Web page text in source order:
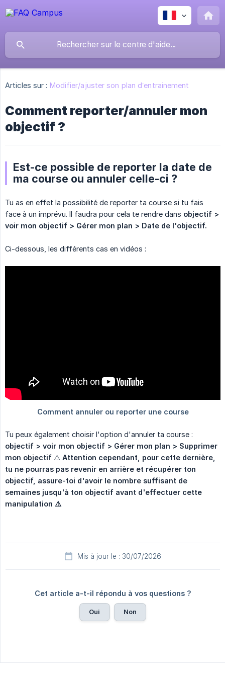
Articles sur : Modifier/ajuster son plan d’entrainement
Comment reporter/annuler mon
objectif ?
Est-ce possible de reporter la date de
ma course ou annuler celle-ci ?
Tu as en effet la possibilité de reporter ta course si tu fais
face à un imprévu. Il faudra pour cela te rendre dans objectif >
voir mon objectif > Gérer mon plan > Date de l'objectif.
Ci-dessous, les différents cas en vidéos :
Tu peux également choisir l'option d'annuler ta course :
objectif > voir mon objectif > Gérer mon plan > Supprimer
mon objectif ⚠️ Attention cependant, pour cette dernière,
tu ne pourras pas revenir en arrière et récupérer ton
objectif, assure-toi d'avoir le nombre suffisant de
semaines jusqu'à ton objectif avant d'effectuer cette
manipulation ⚠️
Mis à jour le : 30/07/2026
Cet article a-t-il répondu à vos questions ?
Oui Non